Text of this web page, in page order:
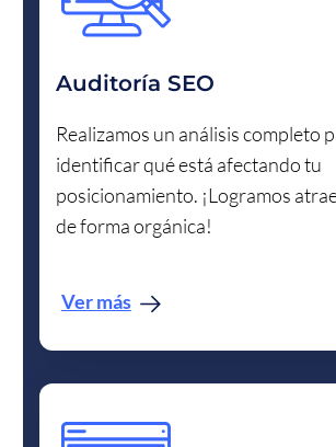
Auditoría SEO
Realizamos un análisis completo
identificar qué está afectando tu
posicionamiento. ¡Logramos
de forma orgánica!
Ver más